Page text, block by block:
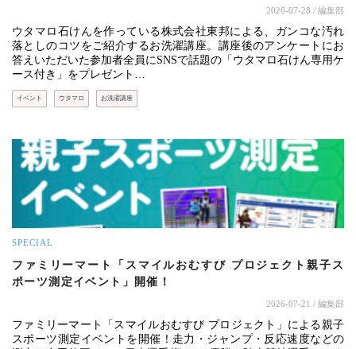
2026-07-28 / 編集部
ウタマロ石けんを作っている株式会社東邦による、ガンコな汚れ
落としのコツをご紹介するお洗濯講座。講座後のアンケートにお
答えいただいた参加者全員にSNSで話題の「ウタマロ石けん専用ケ
ース付き」をプレゼント…
イベント ウタマロ お洗濯講座
SPECIAL
ファミリーマート「スマイルおむすび プロジェクト親子ス
ポーツ測定イベント」開催！
2026-07-21 / 編集部
ファミリーマート「スマイルおむすび プロジェクト」による親子
スポーツ測定イベントを開催！走力・ジャンプ・反応速度などの